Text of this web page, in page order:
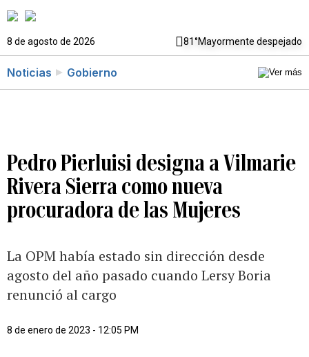
8 de agosto de 2026 81°Mayormente despejado
Noticias Gobierno
Pedro Pierluisi designa a Vilmarie
Rivera Sierra como nueva
procuradora de las Mujeres
La OPM había estado sin dirección desde
agosto del año pasado cuando Lersy Boria
renunció al cargo
8 de enero de 2023 - 12:05 PM